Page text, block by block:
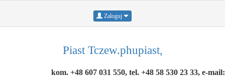
Zaloguj
Piast Tczew.phupiast,
kom. +48 607 031 550, tel. +48 58 530 23 33, e-mail: